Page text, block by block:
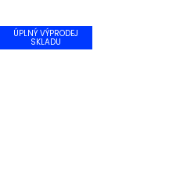
ÚPLNÝ VÝPRODEJ
SKLADU